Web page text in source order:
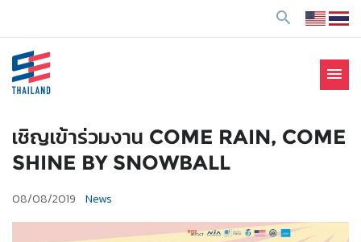
search
Enterprise: SE
menu
เชิญเข้าร่วมงาน COME RAIN, COME
SHINE BY SNOWBALL
08/08/2019 News